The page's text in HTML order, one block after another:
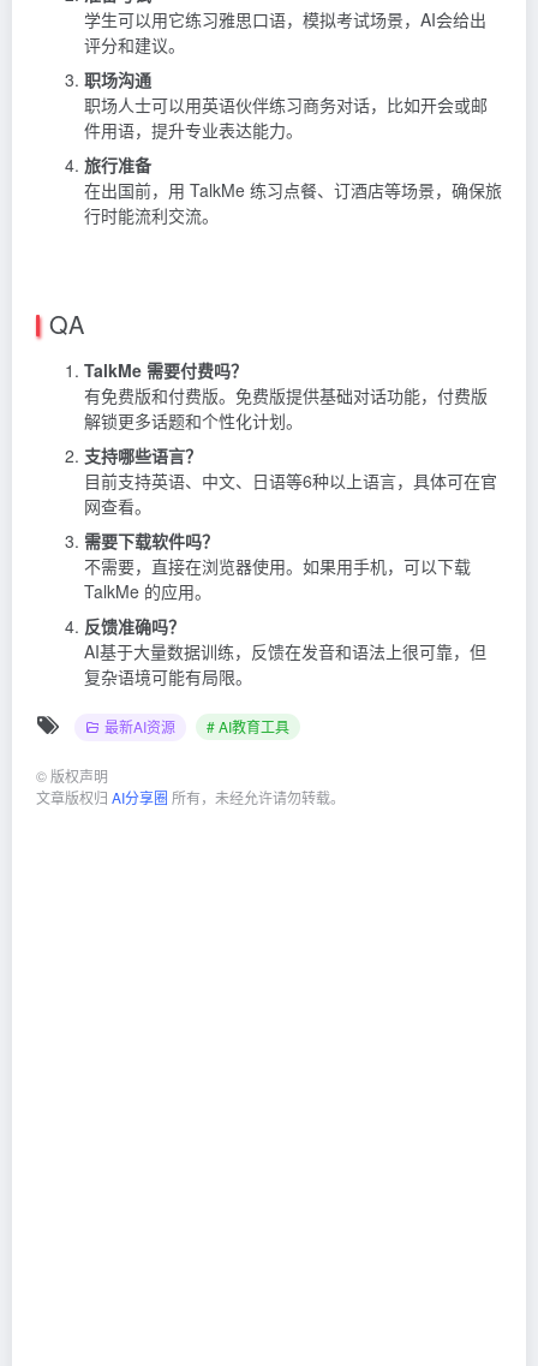
学生可以用它练习雅思口语，模拟考试场景，AI会给出
评分和建议。
职场沟通
职场人士可以用英语伙伴练习商务对话，比如开会或邮
件用语，提升专业表达能力。
旅行准备
在出国前，用 TalkMe 练习点餐、订酒店等场景，确保旅
行时能流利交流。
QA
TalkMe 需要付费吗？
有免费版和付费版。免费版提供基础对话功能，付费版
解锁更多话题和个性化计划。
支持哪些语言？
目前支持英语、中文、日语等6种以上语言，具体可在官
网查看。
需要下载软件吗？
不需要，直接在浏览器使用。如果用手机，可以下载
TalkMe 的应用。
反馈准确吗？
AI基于大量数据训练，反馈在发音和语法上很可靠，但
复杂语境可能有局限。
最新AI资源 # AI教育工具
© 版权声明
文章版权归 AI分享圈 所有，未经允许请勿转载。